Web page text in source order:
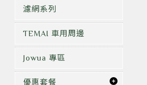
濾網系列
TEMAI 車用周邊
Jowua 專區